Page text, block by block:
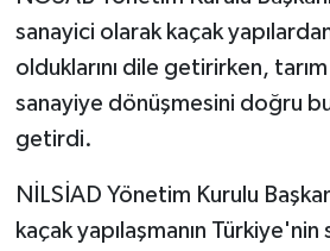
sanayici olarak kaçak
olduklarını dile getirirken, tarım
sanayiye dönüşmesini doğru
getirdi.
NİLSİAD Yönetim Kurulu
kaçak yapılaşmanın